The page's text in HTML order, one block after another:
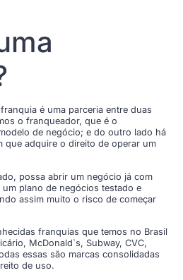
é uma parceria entre duas
o franqueador, que é o
de negócio; e do outro lado há
que adquire o direito de operar um
possa abrir um negócio já com
um plano de negócios testado e
assim muito o risco de começar
franquias que temos no Brasil
McDonald`s, Subway, CVC,
essas são marcas consolidadas
de uso.